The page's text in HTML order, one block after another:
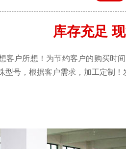
库存充足
客户所想！为节约客户的购买时
型号，根据客户需求，加工定制！